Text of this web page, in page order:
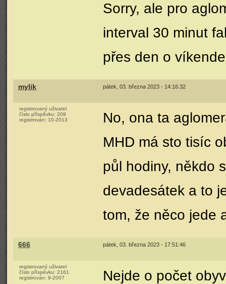
Sorry, ale pro
interval 30 minut
přes den o
mylik pátek, 03. března 2023 - 14:16:32
registrovaný uživatel
číslo příspěvku: 209
registrován: 10-2013
No, ona ta
MHD má sto tisíc
půl hodiny, někdo
devadesátek a to
tom, že něco jede
666 pátek, 03. března 2023 - 17:51:46
registrovaný uživatel
číslo příspěvku: 2161
registrován: 9-2007
Nejde o počet